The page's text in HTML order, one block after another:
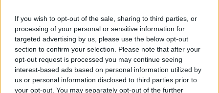
If you wish to opt-out of the sale, sharing to third parties, or
processing of your personal or sensitive information for
targeted advertising by us, please use the below opt-out
section to confirm your selection. Please note that after your
opt-out request is processed you may continue seeing
interest-based ads based on personal information utilized by
us or personal information disclosed to third parties prior to
your opt-out. You may separately opt-out of the further
As novas chuteiras de futebol Skechers SKX_01
"Red/Gold" são as mesmas de sempre em termos